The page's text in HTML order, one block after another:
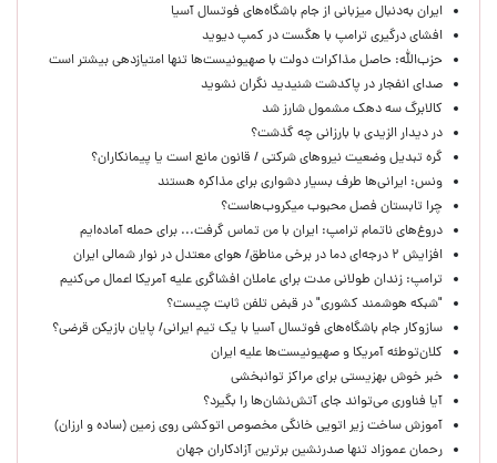
ایران به‌دنبال میزبانی از جام باشگاه‌های فوتسال آسیا
افشای درگیری ترامپ با هگست در کمپ دیوید
حزب‌الله: حاصل مذاکرات دولت با صهیونیست‌ها تنها امتیازدهی‌ بیشتر است
صدای انفجار در پاکدشت شنیدید نگران نشوید
کالابرگ سه دهک مشمول شارز شد
در دیدار الزیدی با بارزانی چه گذشت؟
گره تبدیل وضعیت نیروهای شرکتی / قانون مانع است یا پیمانکاران؟
ونس: ایرانی‌ها طرف بسیار دشواری برای مذاکره هستند
چرا تابستان فصل محبوب میکروب‌هاست؟
دروغ‌های ناتمام ترامپ: ایران با من تماس گرفت... برای حمله آماده‌ایم
افزایش ۲ درجه‌ای دما در برخی مناطق/ هوای معتدل در نوار شمالی ایران
ترامپ: زندان طولانی مدت برای عاملان افشاگری‌ علیه آمریکا اعمال می‌کنیم
"شبکه هوشمند کشوری" در قبض تلفن ثابت چیست؟
سازوکار جام باشگاه‌های فوتسال آسیا با یک تیم ایرانی/ پایان بازیکن قرضی؟
کلان‌توطئه آمریکا و صهیونیست‌ها علیه ایران
خبر خوش بهزیستی برای مراکز توانبخشی
آیا فناوری می‌تواند جای آتش‌نشان‌ها را بگیرد؟
آموزش ساخت زیر اتویی خانگی مخصوص اتوکشی روی زمین (ساده و ارزان)
رحمان عموزاد تنها صدرنشین برترین آزادکاران جهان